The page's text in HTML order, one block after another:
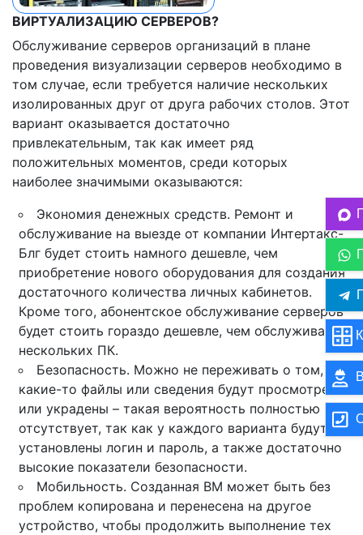
ВИРТУАЛИЗАЦИЮ СЕРВЕРОВ?
Обслуживание серверов организаций в плане
проведения визуализации серверов необходимо в
том случае, если требуется наличие нескольких
изолированных друг от друга рабочих столов. Этот
вариант оказывается достаточно
привлекательным, так как имеет ряд
положительных моментов, среди которых
наиболее значимыми оказываются:
Экономия денежных средств. Ремонт и
обслуживание на выезде от компании Интертакс-
Блг будет стоить намного дешевле, чем
приобретение нового оборудования для создания
достаточного количества личных кабинетов.
Кроме того, абонентское обслуживание серверов
будет стоить гораздо дешевле, чем обслуживание
нескольких ПК.
Безопасность. Можно не переживать о том, что
какие-то файлы или сведения будут просмотрены
или украдены – такая вероятность полностью
отсутствует, так как у каждого варианта будут
установлены логин и пароль, а также достаточно
высокие показатели безопасности.
Мобильность. Созданная ВМ может быть без
проблем копирована и перенесена на другое
устройство, чтобы продолжить выполнение тех